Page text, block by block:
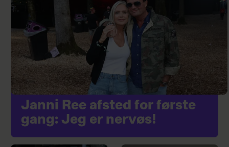
Janni Ree afsted for første
gang: Jeg er nervøs!